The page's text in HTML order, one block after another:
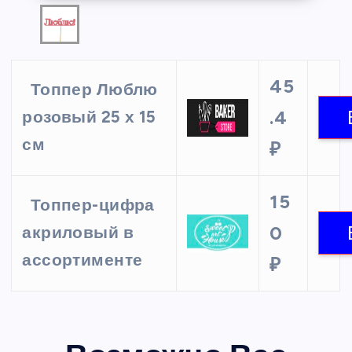
Топпер Люблю
розовый 25 х 15
см
45
.4
₽
Топпер-цифра
акриловый в
ассортименте
15
0
₽